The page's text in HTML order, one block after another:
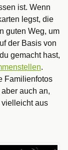
ist. Wenn
legst, die
guten Weg, um
der Basis von
gemacht hast,
.
Familienfotos
auch an,
aus